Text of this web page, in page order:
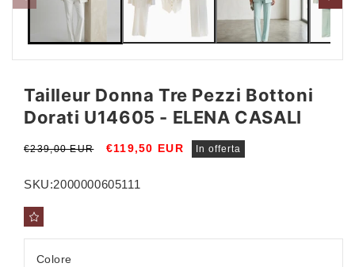
modale
Tailleur Donna Tre Pezzi Bottoni
Dorati U14605 - ELENA CASALI
Prezzo
listino
€239,00 EUR
Prezzo
€119,50 EUR In offerta
SKU:2000000605111
Colore